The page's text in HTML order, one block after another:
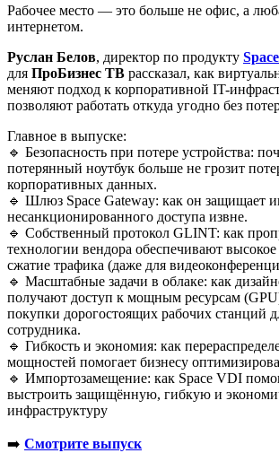
Рабочее место — это больше не офис, а
интернетом.
Руслан Белов, директор по продукту
для ПроБизнес ТВ рассказал, как
меняют подход к корпоративной IT-
позволяют работать откуда угодно без
Главное в выпуске:
🔹 Безопасность при потере устройства:
потерянный ноутбук больше не грозит
корпоративных данных.
🔹 Шлюз Space Gateway: как он защищает
несанкционированного доступа извне.
🔹 Собственный протокол GLINT: как
технологии вендора обеспечивают высокое
сжатие трафика (даже для
🔹 Масштабные задачи в облаке: как
получают доступ к мощным ресурсам
покупки дорогостоящих рабочих станций
сотрудника.
🔹 Гибкость и экономия: как
мощностей помогает бизнесу
🔹 Импортозамещение: как Space VDI
выстроить защищённую, гибкую и
инфраструктуру
➡️ Смотрите выпуск